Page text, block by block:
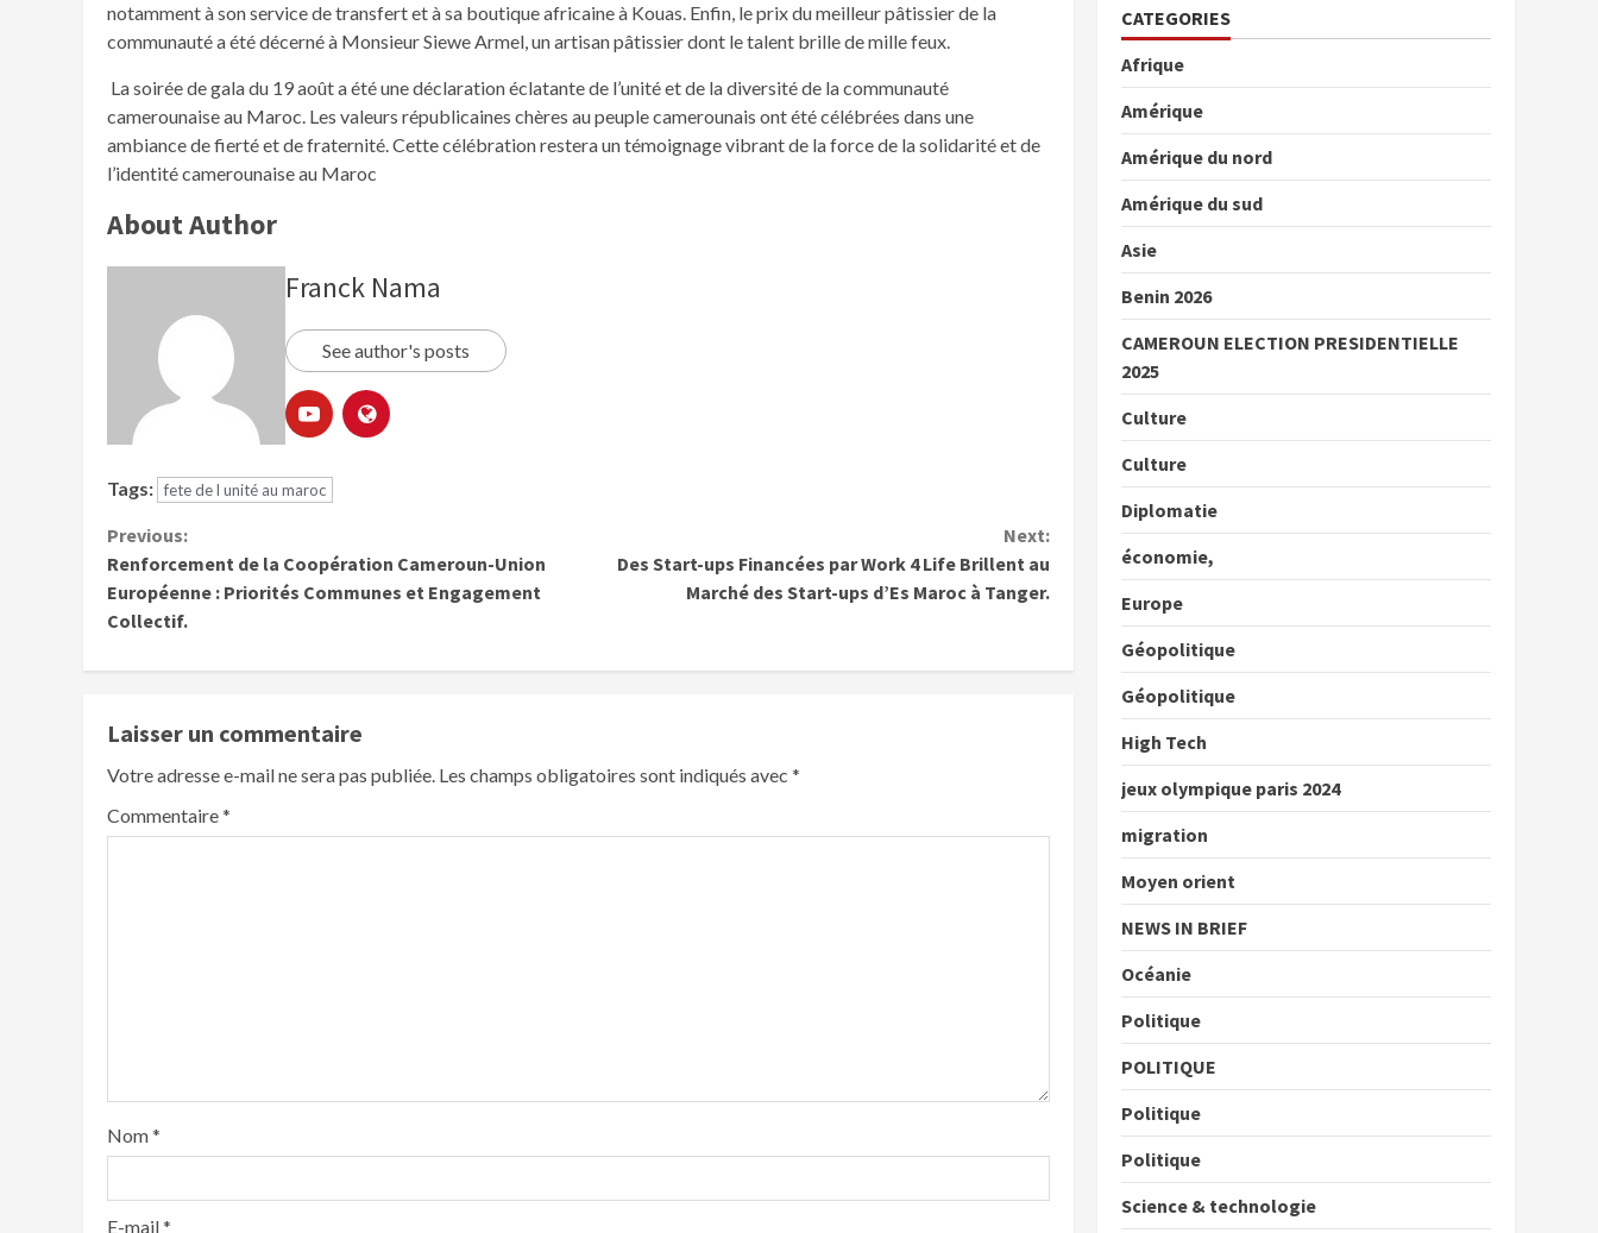
notamment à son service de transfert et à sa boutique africaine à Kouas. Enfin, le prix du meilleur pâtissier de la
communauté a été décerné à Monsieur Siewe Armel, un artisan pâtissier dont le talent brille de mille feux.
La soirée de gala du 19 août a été une déclaration éclatante de l’unité et de la diversité de la communauté
camerounaise au Maroc. Les valeurs républicaines chères au peuple camerounais ont été célébrées dans une
ambiance de fierté et de fraternité. Cette célébration restera un témoignage vibrant de la force de la solidarité et de
l’identité camerounaise au Maroc
About Author
Franck Nama
See author's posts
Tags: fete de l unité au maroc
Previous:
Renforcement de la Coopération Cameroun-Union
Européenne : Priorités Communes et Engagement
Collectif.
Next:
Des Start-ups Financées par Work 4 Life Brillent au
Marché des Start-ups d’Es Maroc à Tanger.
Laisser un commentaire
Votre adresse e-mail ne sera pas publiée. Les champs obligatoires sont indiqués avec *
Commentaire*
Nom*
E-mail*
CATEGORIES
Afrique
Amérique
Amérique du nord
Amérique du sud
Asie
Benin 2026
CAMEROUN ELECTION PRESIDENTIELLE
2025
Culture
Culture
Diplomatie
économie,
Europe
Géopolitique
Géopolitique
High Tech
jeux olympique paris 2024
migration
Moyen orient
NEWS IN BRIEF
Océanie
Politique
POLITIQUE
Politique
Politique
Science & technologie